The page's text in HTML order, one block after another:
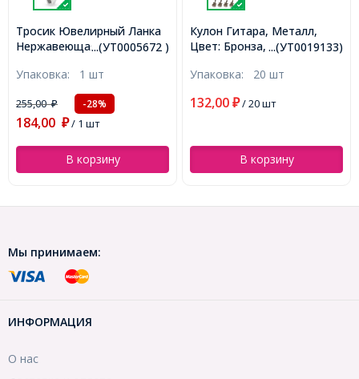
...(УТ0005672 ) ...(УТ0019133)
Кулон Гитара, Металл,
Цвет: Бронза, Размер:
(УТ0019133)
Упаковка:
132,00₽
В корзину
Тросик
Сталь, Черный, 0.45мм,
(УТ100005497)
Упаковка:
111,00₽
В корзину
Мы принимаем:
ИНФОРМАЦИЯ
О нас